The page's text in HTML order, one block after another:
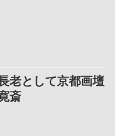
老として京都画壇
斎